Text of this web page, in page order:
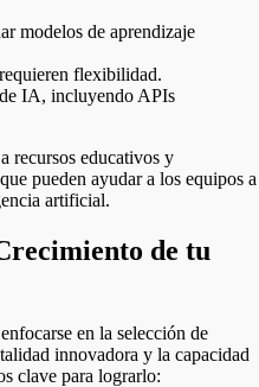
modelos de aprendizaje
flexibilidad.
IA, incluyendo APIs
recursos educativos y
pueden ayudar a los equipos a
artificial.
de tu
en la selección de
innovadora y la capacidad
clave para lograrlo: